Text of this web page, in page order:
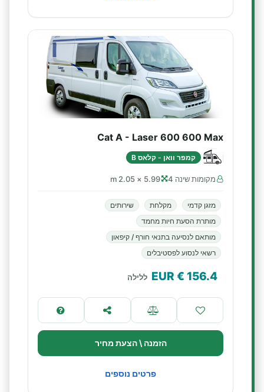
Cat A - Laser 600 600 Max
קמפר וואן - קלאס B
מקומות שינה 4 5.99 × 2.05 m
מזגן קדמי מקלחת
שירותים
מותרת הסעת חיות מחמד
מותאם לנסיעה בתנאי חורף / קיפאון
רשאי לנסוע לפסטיבלים
156.4
€ EUR ללילה
הזמנה \ הצעת מחיר
פרטים נוספים